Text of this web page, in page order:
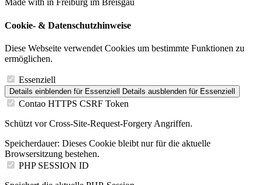
Made with in Freiburg im Breisgau
Cookie- & Datenschutzhinweise
Diese Webseite verwendet Cookies um bestimmte Funktionen zu
ermöglichen.
Essenziell
Details einblenden für Essenziell Details ausblenden für Essenziell
Contao HTTPS CSRF Token
Schützt vor Cross-Site-Request-Forgery Angriffen.
Speicherdauer: Dieses Cookie bleibt nur für die aktuelle
Browsersitzung bestehen.
PHP SESSION ID